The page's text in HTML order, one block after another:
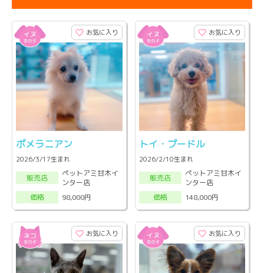
お気に入り
ポメラニアン
2026/3/17生まれ
販売店
ペットアミ甘木イ
ンター店
価格
98,000円
お気に入り
トイ・プードル
2026/2/10生まれ
販売店
ペットアミ甘木イ
ンター店
価格
148,000円
お気に入り お気に入り